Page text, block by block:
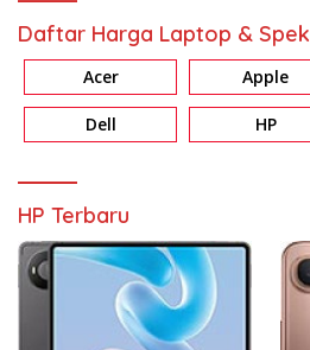
Daftar Harga Laptop & Spek
Acer Apple
Dell HP
HP Terbaru